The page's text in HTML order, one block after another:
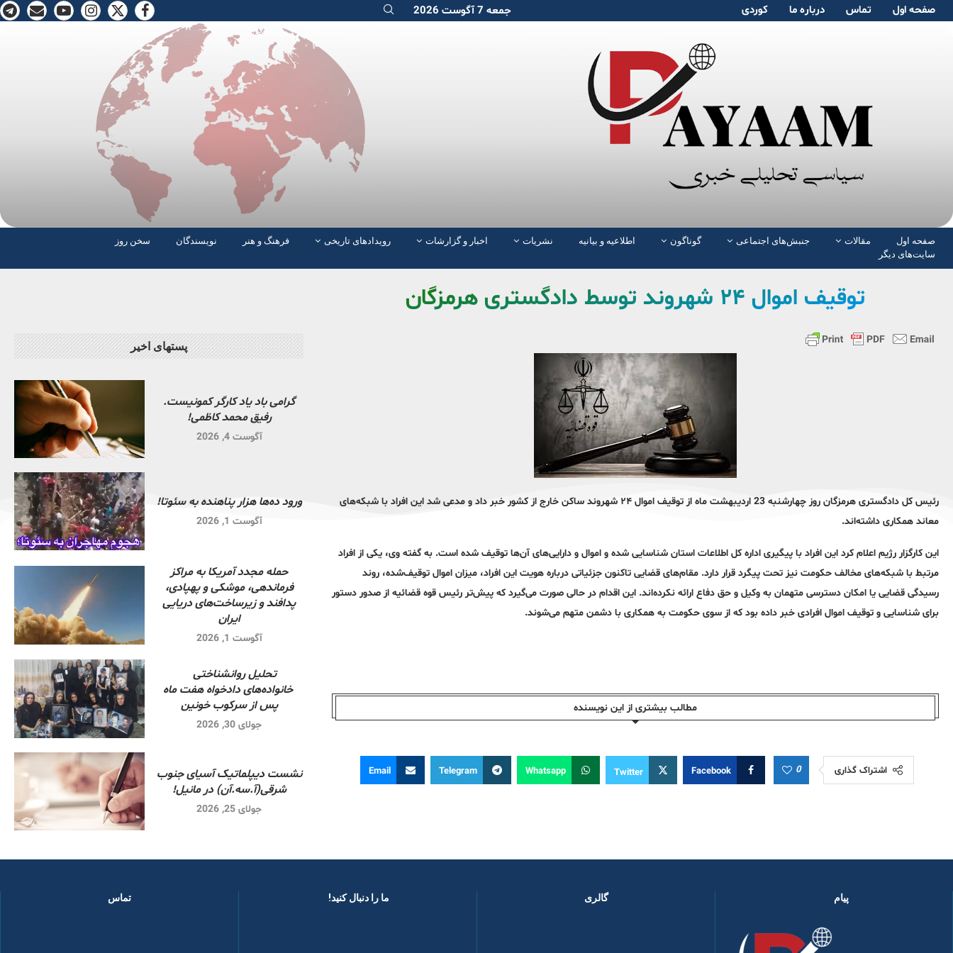
صفحە اول تماس دربارە ما کوردی جمعه 7 آگوست 2026
صفحە اول مقالات جنبش‌های اجتماعی گوناگون اطلاعیه و بیانیه نشریات اخبار و گزارشات رویدادهای تاریخی فرهنگ و هنر نویسندگان
سخن روز
سایت‌های دیگر
توقیف اموال ۲۴ شهروند توسط دادگستری هرمزگان
رئیس کل دادگستری هرمزگان روز چهارشنبه 23 اردیبهشت ماه از توقیف اموال ۲۴ شهروند ساکن خارج از کشور خبر داد و مدعی شد این افراد با شبکه‌های
معاند همکاری داشته‌اند.
این کارگزار رژیم اعلام کرد این افراد با پیگیری اداره کل اطلاعات استان شناسایی شده و اموال و دارایی‌های آن‌ها توقیف شده است. به گفته وی، یکی از افراد
مرتبط با شبکه‌های مخالف حکومت نیز تحت پیگرد قرار دارد. مقام‌های قضایی تاکنون جزئیاتی درباره هویت این افراد، میزان اموال توقیف‌شده، روند
رسیدگی قضایی یا امکان دسترسی متهمان به وکیل و حق دفاع ارائه نکرده‌اند. این اقدام در حالی صورت می‌گیرد که پیش‌تر رئیس قوه قضائیه از صدور دستور
برای شناسایی و توقیف اموال افرادی خبر داده بود که از سوی حکومت به همکاری با دشمن متهم می‌شوند.
مطالب بیشتری از این نویسندە
اشتراک گذاری 0
Facebook
Twitter
Whatsapp
Telegram
Email
پستهای اخیر
گرامی باد یاد کارگر کمونیست.
رفیق محمد کاظمی!
آگوست 4, 2026
ورود ده‌ها هزار پناهنده به سئوتا!
آگوست 1, 2026
حمله مجدد آمریکا به مراکز
فرماندهی، موشکی و پهپادی،
پدافند و زیرساخت‌های دریایی
ایران
آگوست 1, 2026
تحلیل روانشناختی
خانواده‌های دادخواه هفت ماه
پس از سرکوب خونین
جولای 30, 2026
نشست دیپلماتیک آسیای جنوب
شرقی‌(آ.سه.آن) در مانیل!
جولای 25, 2026
پیام گالری ما را دنبال کنید! ​ تماس